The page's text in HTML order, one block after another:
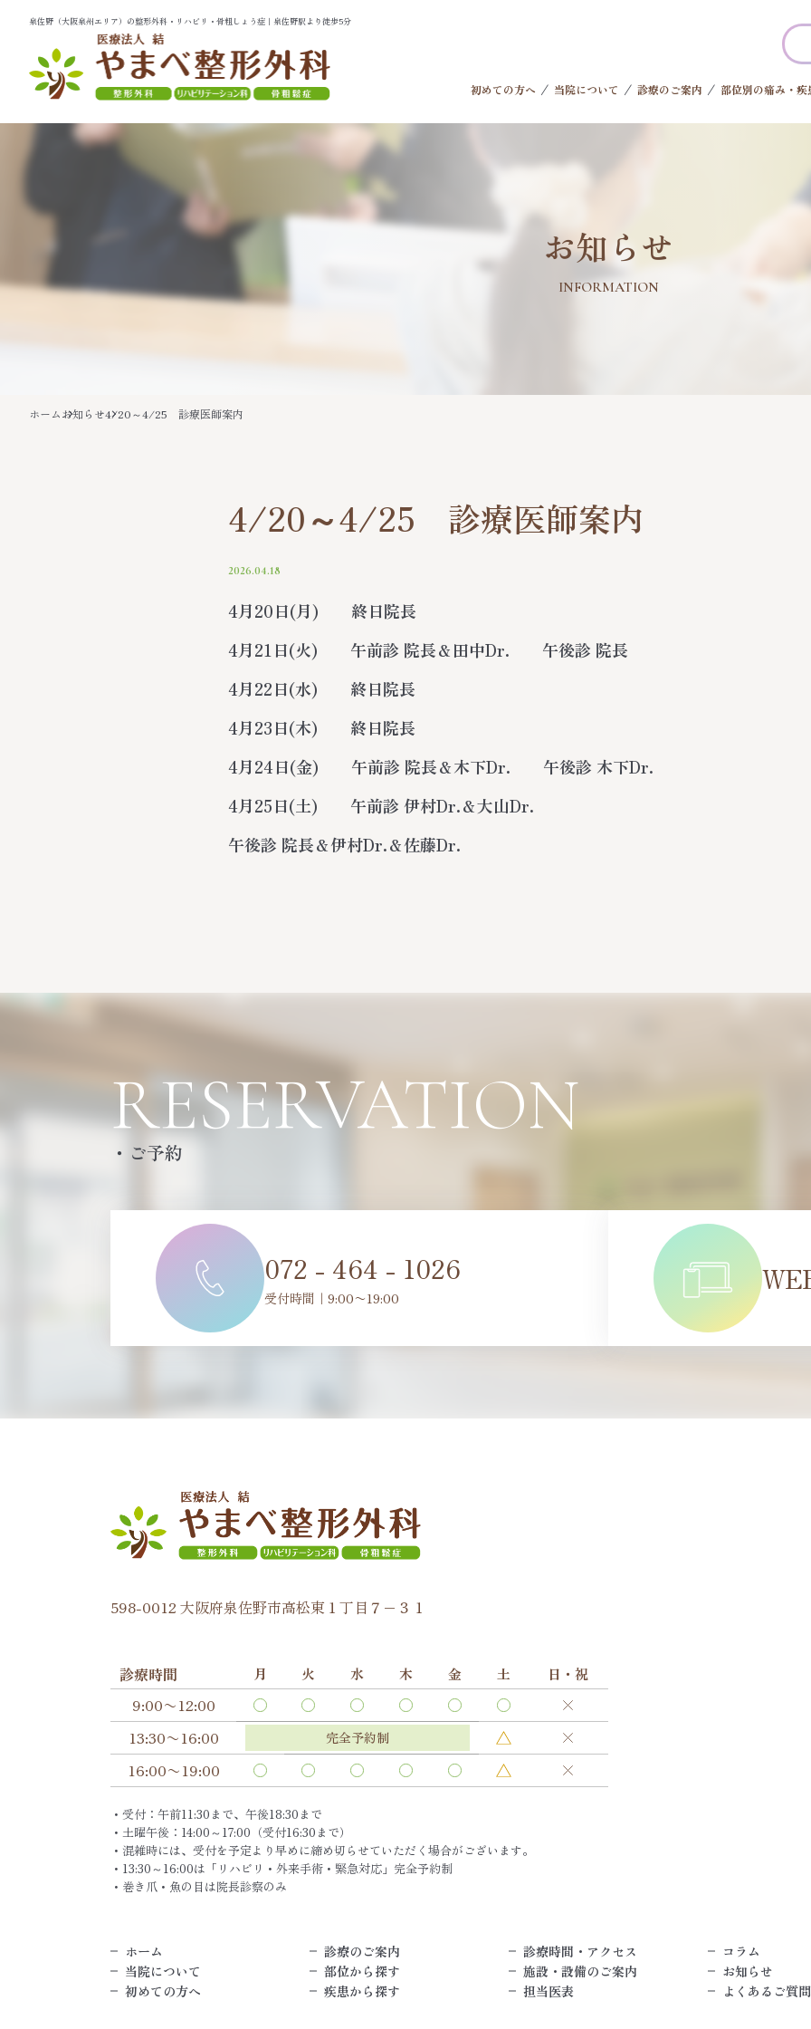
泉佐野（大阪泉州エリア）の整形外科・リハビリ・骨粗しょう症｜泉佐野駅より徒歩5分
初めての方へ 当院について 診療のご案内 部位別の痛み・
お知らせ
INFORMATION
ホームお知らせ4/20～4/25 診療医師案内
4/20～4/25 診療医師案内
2026.04.18
4月20日(月) 終日院長
4月21日(火) 午前診 院長＆田中Dr. 午後診 院長
4月22日(水) 終日院長
4月23日(木) 終日院長
4月24日(金) 午前診 院長＆木下Dr. 午後診 木下Dr.
4月25日(土) 午前診 伊村Dr.＆大山Dr.
午後診 院長＆伊村Dr.＆佐藤Dr.
RESERVATION
・ご予約
072 - 464 - 1026
受付時間｜9:00〜19:00
598-0012 大阪府泉佐野市高松東１丁目７−３１
診療時間 月 火 水 木 金 土 日・祝
9:00〜12:00
13:30〜16:00
完全予約制
16:00〜19:00
・受付：午前11:30まで、午後18:30まで
・土曜午後：14:00～17:00（受付16:30まで）
・混雑時には、受付を予定より早めに締め切らせていただく場合がございます。
・13:30～16:00は「リハビリ・外来手術・緊急対応」完全予約制
・巻き爪・魚の目は院長診察のみ
ホーム 診療のご案内 診療時間・アクセス
コラム
当院について
部位から探す 施設・設備のご案内
お知らせ
初めての方へ
疾患から探す 担当医表 よくあるご質問